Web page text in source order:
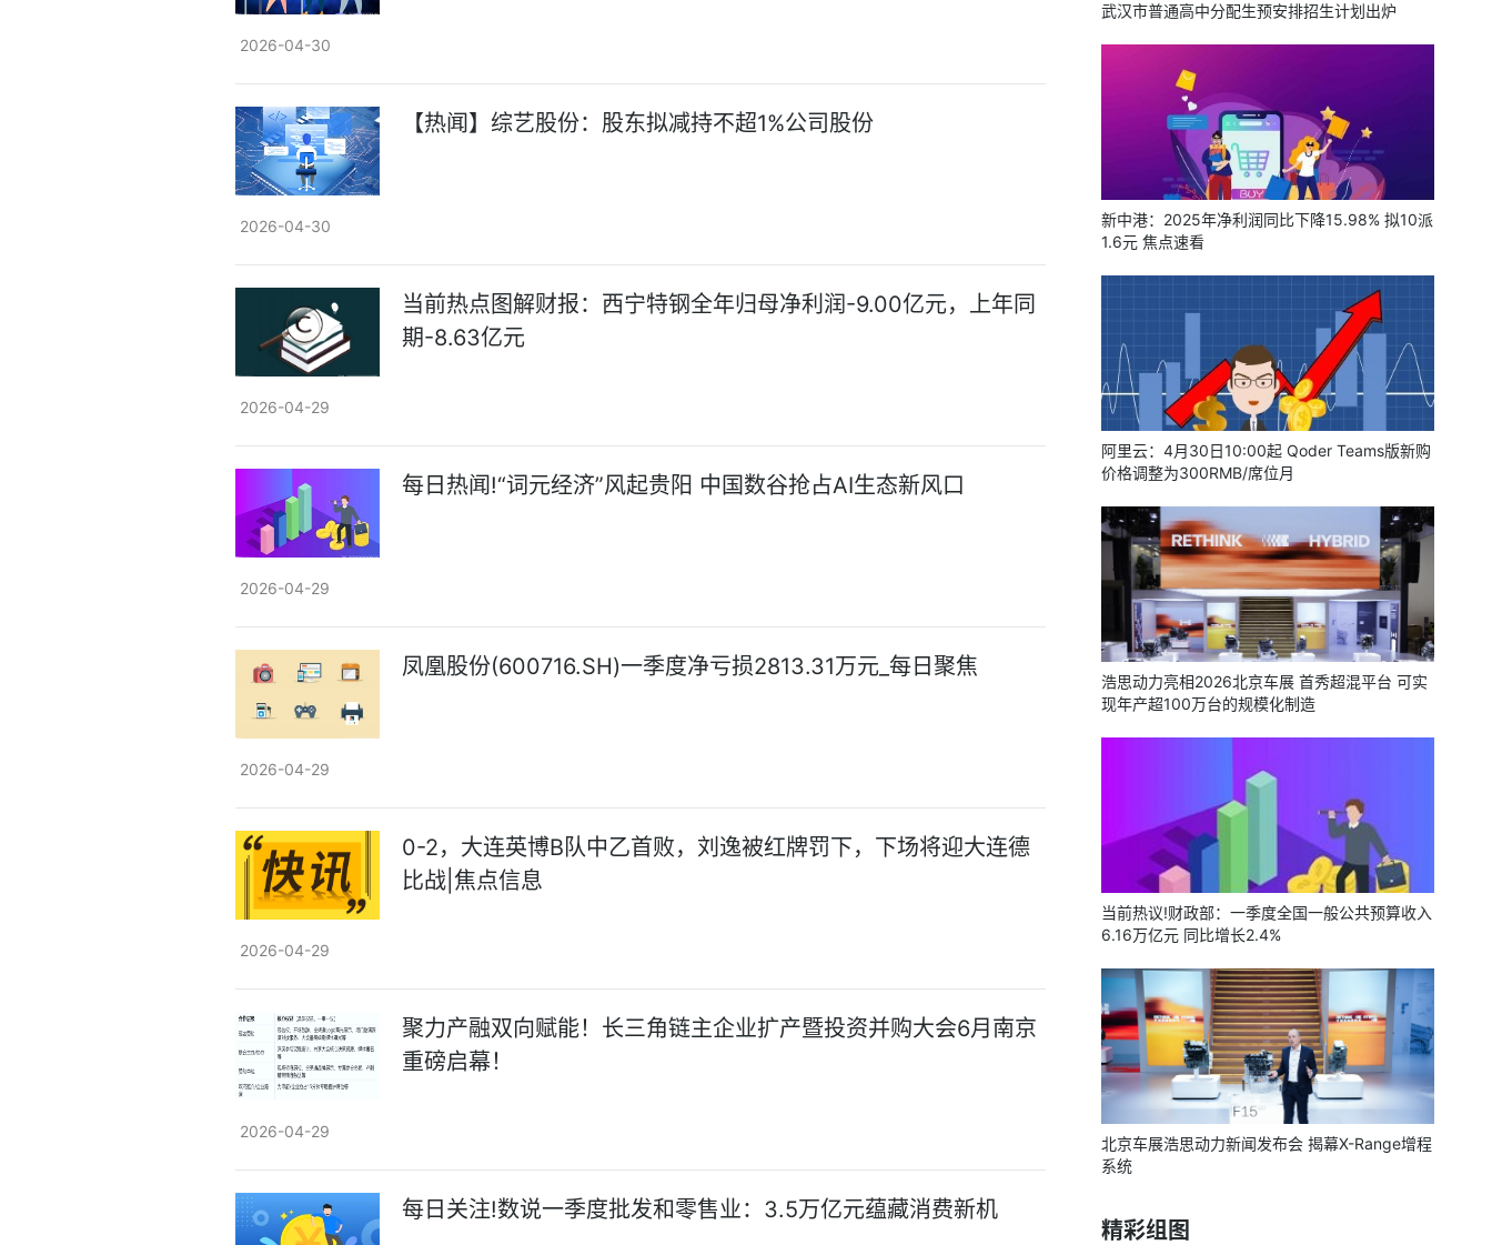
2026-04-30
【热闻】综艺股份：股东拟减持不超1%公司股份
2026-04-30
当前热点图解财报：西宁特钢全年归母净利润-9.00亿元，上年同
期-8.63亿元
2026-04-29
每日热闻!“词元经济”风起贵阳 中国数谷抢占AI生态新风口
2026-04-29
凤凰股份(600716.SH)一季度净亏损2813.31万元_每日聚焦
2026-04-29
0-2，大连英博B队中乙首败，刘逸被红牌罚下，下场将迎大连德
比战|焦点信息
2026-04-29
聚力产融双向赋能！长三角链主企业扩产暨投资并购大会6月南京
重磅启幕！
2026-04-29
每日关注!数说一季度批发和零售业：3.5万亿元蕴藏消费新机
武汉市普通高中分配生预安排招生计划出炉
新中港：2025年净利润同比下降15.98% 拟10派
1.6元 焦点速看
阿里云：4月30日10:00起 Qoder Teams版新购
价格调整为300RMB/席位月
浩思动力亮相2026北京车展 首秀超混平台 可实
现年产超100万台的规模化制造
当前热议!财政部：一季度全国一般公共预算收入
6.16万亿元 同比增长2.4%
北京车展浩思动力新闻发布会 揭幕X-Range增程
系统
精彩组图